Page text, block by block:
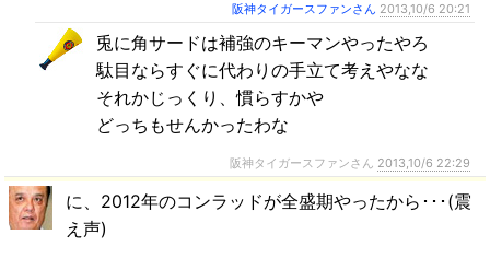
阪神タイガースファンさん 2013,10/6 20:21
兎に角サードは補強のキーマンやったやろ
駄目ならすぐに代わりの手立て考えやなな
それかじっくり、慣らすかや
どっちもせんかったわな
阪神タイガースファンさん 2013,10/6 22:29
に、2012年のコンラッドが全盛期やったから･･･(震
え声)